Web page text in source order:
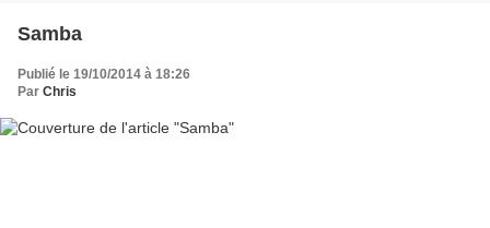
Samba
Publié le 19/10/2014 à 18:26
Par Chris